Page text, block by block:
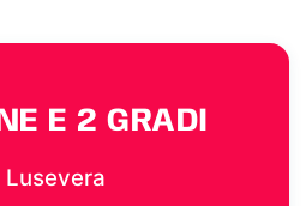
E 2 GRADI
Lusevera